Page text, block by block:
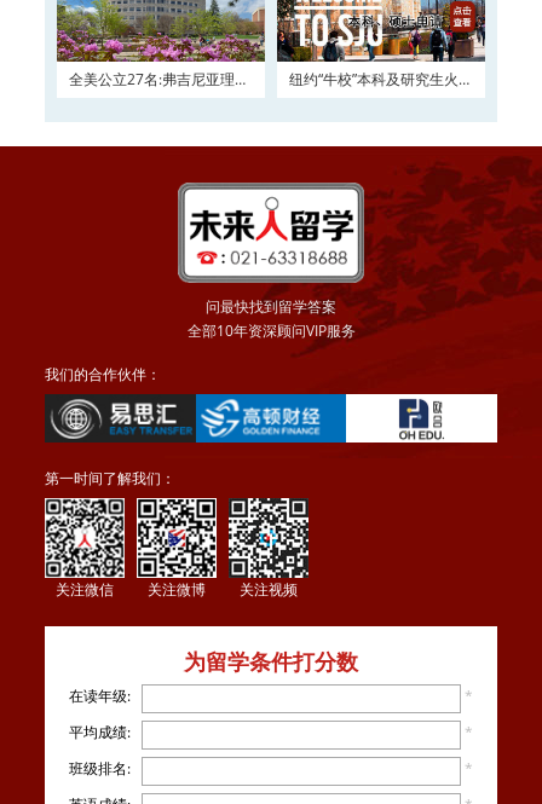
全美公立27名:弗吉尼亚理工
纽约“牛校”本科及研究生火热
问最快找到留学答案
全部10年资深顾问VIP服务
我们的合作伙伴：
第一时间了解我们：
关注微信 关注微博 关注视频
为留学条件打分数
在读年级:
*
平均成绩:
*
班级排名:
*